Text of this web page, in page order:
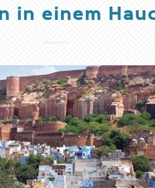
in einem